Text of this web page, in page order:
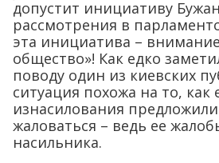
допустит инициативу
рассмотрения в
эта инициатива –
общество»! Как едко
поводу один из киевских
ситуация похожа на то, как
изнасилования
жаловаться – ведь ее
насильника.